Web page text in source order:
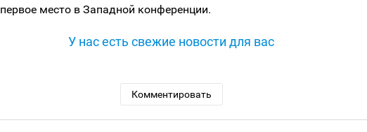
первое место в Западной конференции.
У нас есть свежие новости для вас
Комментировать